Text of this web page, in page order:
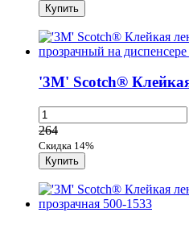
'3M' Scotch®
264
Скидка 14%